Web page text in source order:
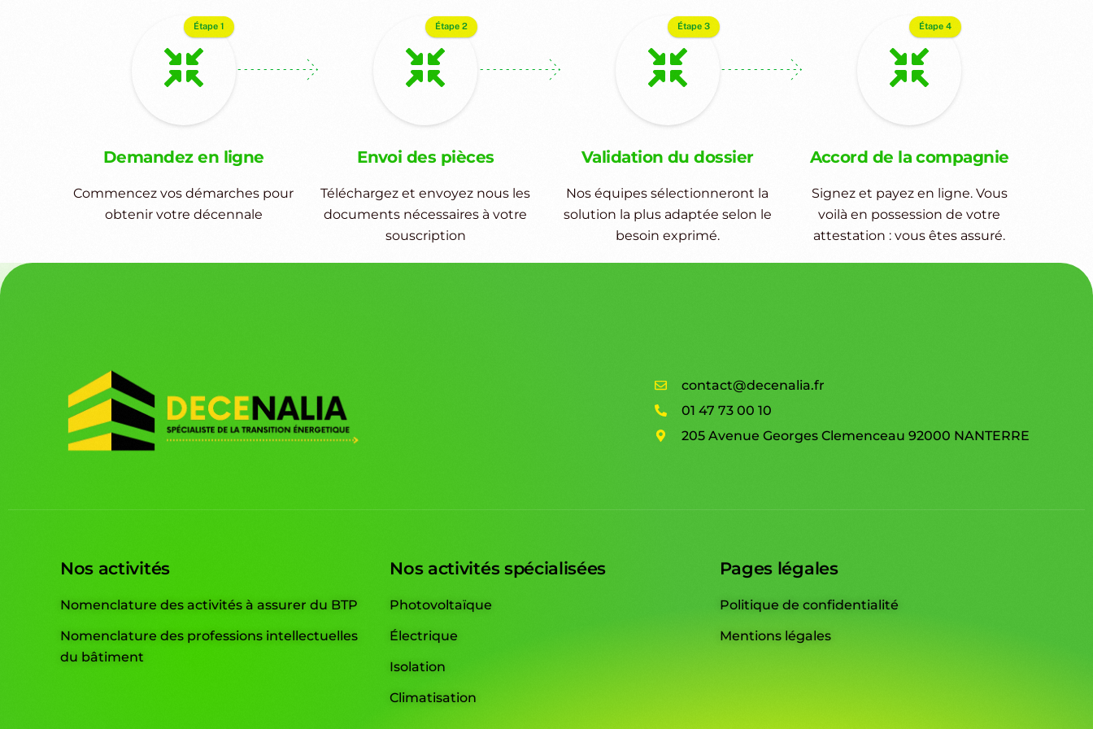
Demandez en ligne
Commencez vos démarches pour
obtenir votre décennale
Étape 1
Envoi des pièces
Téléchargez et envoyez nous les
documents nécessaires à votre
souscription
Étape 2
Validation du dossier
Nos équipes sélectionneront la
solution la plus adaptée selon le
besoin exprimé.
Étape 3
Accord de la compagnie
Signez et payez en ligne. Vous
voilà en possession de votre
attestation : vous êtes assuré.
Étape 4
contact@decenalia.fr
01 47 73 00 10
205 Avenue Georges Clemenceau 92000 NANTERRE
Nos activités
Nomenclature des activités à assurer du BTP
Nomenclature des professions intellectuelles
du bâtiment
Nos activités spécialisées
Photovoltaïque
Électrique
Isolation
Climatisation
Pages légales
Politique de confidentialité
Mentions légales